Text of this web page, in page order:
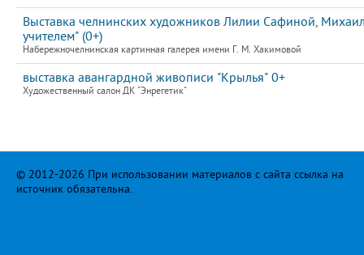
Выставка челнинских художников Лилии Сафиной,
учителем" (0+)
Набережночелнинская картинная галерея имени Г. М. Хакимовой
выставка авангардной живописи "Крылья" 0+
Художественный салон ДК "Энрегетик"
© 2012-2026 При использовании материалов с сайта ссылка на
источник обязательна.